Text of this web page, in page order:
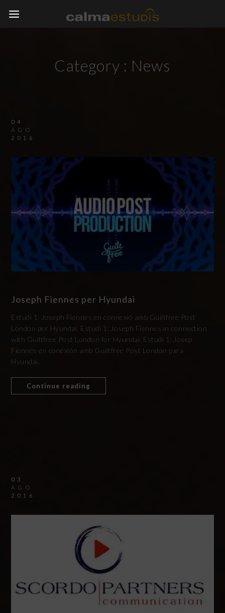
Category : News
04
AGO
2016
Joseph Fiennes per Hyundai
Estudi 1: Joseph Fiennes en connexió amb Guiltfree Post
London per Hyundai. Estudi 1: Joseph Fiennes in connection
with Guiltfree Post London for Hyundai. Estudi 1: Josep
Fiennes en conexión amb Guiltfree Post London para
Hyundai.
Continue reading
03
AGO
2016